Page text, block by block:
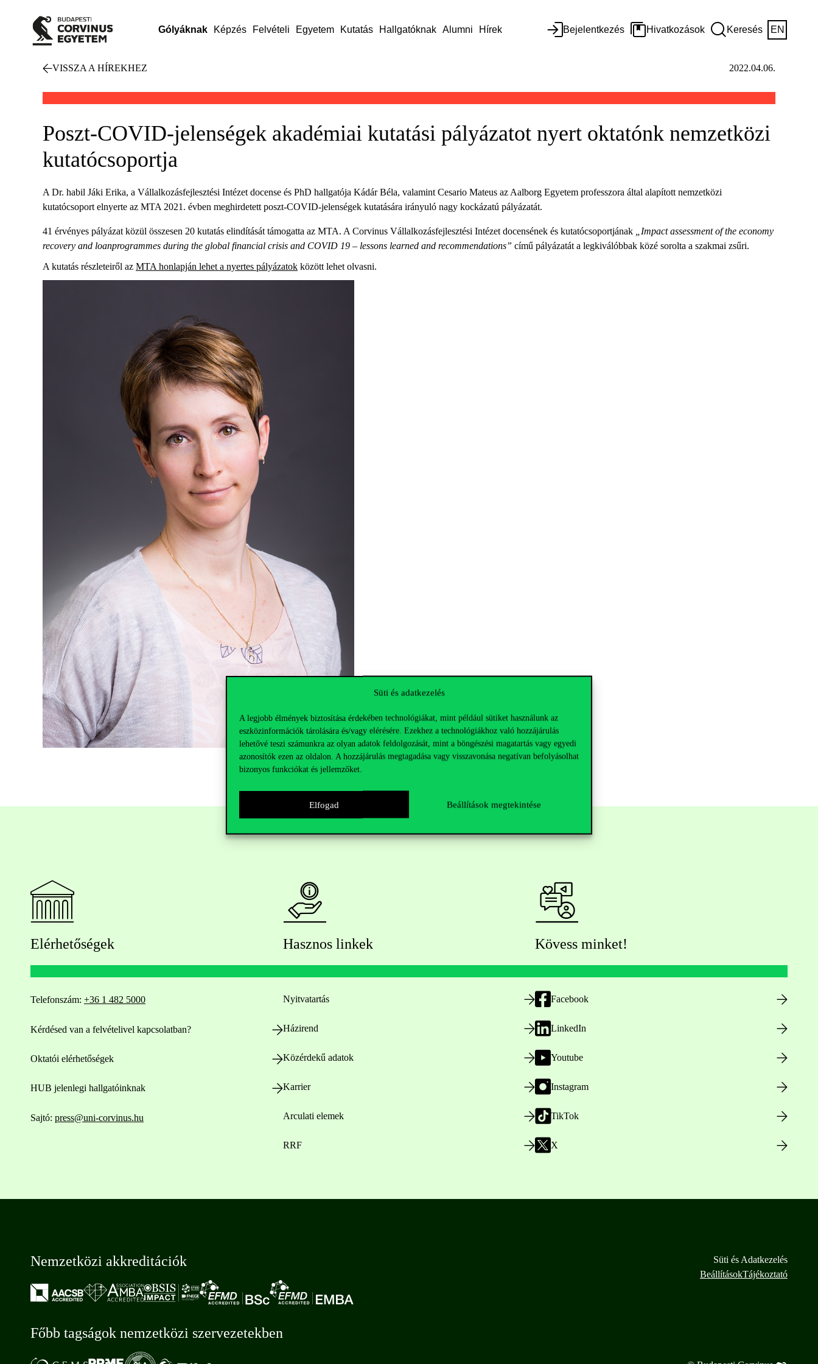
Süti és adatkezelés
A legjobb élmények biztosítása érdekében technológiákat, mint például sütiket használunk az
eszközinformációk tárolására és/vagy elérésére. Ezekhez a technológiákhoz való hozzájárulás
lehetővé teszi számunkra az olyan adatok feldolgozását, mint a böngészési magatartás vagy egyedi
azonosítók ezen az oldalon. A hozzájárulás megtagadása vagy visszavonása negatívan befolyásolhat
bizonyos funkciókat és jellemzőket.
Elfogad Beállítások megtekintése
Gólyáknak Képzés Felvételi Egyetem Kutatás Hallgatóknak Alumni Hírek Bejelentkezés Hivatkozások Keresés EN
VISSZA A HÍREKHEZ 2022.04.06.
Poszt-COVID-jelenségek akadémiai kutatási pályázatot nyert oktatónk nemzetközi
kutatócsoportja
A Dr. habil Jáki Erika, a Vállalkozásfejlesztési Intézet docense és PhD hallgatója Kádár Béla, valamint Cesario Mateus az Aalborg Egyetem professzora által alapított nemzetközi
kutatócsoport elnyerte az MTA 2021. évben meghirdetett poszt-COVID-jelenségek kutatására irányuló nagy kockázatú pályázatát.
41 érvényes pályázat közül összesen 20 kutatás elindítását támogatta az MTA. A Corvinus Vállalkozásfejlesztési Intézet docensének és kutatócsoportjának
„Impact assessment of the economy
recovery and loanprogrammes during the global financial crisis and COVID 19 – lessons learned and recommendations” című pályázatát a legkiválóbbak közé sorolta a szakmai zsűri.
A kutatás részleteiről az MTA honlapján lehet a nyertes pályázatok között lehet olvasni.
Elérhetőségek
Telefonszám: +36 1 482 5000
Kérdésed van a felvételivel kapcsolatban?
Oktatói elérhetőségek
HUB jelenlegi hallgatóinknak
Sajtó: press@uni-corvinus.hu
Hasznos linkek
Nyitvatartás
Házirend
Közérdekű adatok
Karrier
Arculati elemek
RRF
Kövess minket!
Facebook
LinkedIn
Youtube
Instagram
TikTok
X
Nemzetközi akkreditációk
Főbb tagságok nemzetközi szervezetekben
Süti és Adatkezelés
BeállításokTájékoztató